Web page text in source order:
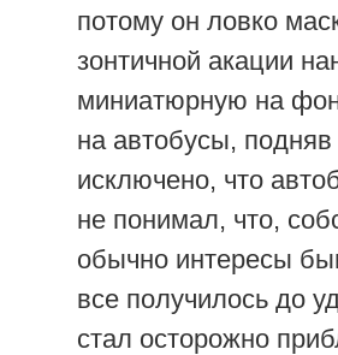
потому он ловко
зонтичной акации
миниатюрную на
на автобусы,
исключено, что
не понимал, что,
обычно интересы
все получилось до
стал осторожно